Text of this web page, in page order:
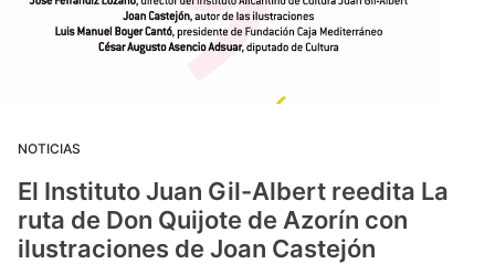
NOTICIAS
El Instituto Juan Gil-Albert reedita La
ruta de Don Quijote de Azorín con
ilustraciones de Joan Castejón